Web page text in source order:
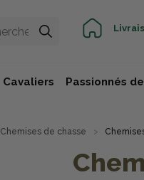
Cavaliers Passionnés
Chemises de chasse